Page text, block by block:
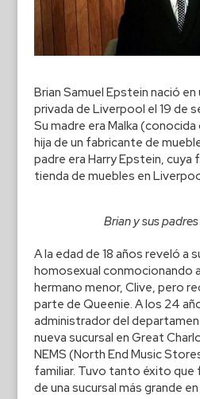
Brian Samuel Epstein nació
privada de Liverpool el 19 de
Su madre era Malka
hija de un fabricante de
padre era Harry Epstein, cuya
tienda de muebles en
Brian y sus padres
A la edad de 18 años reveló a
homosexual conmocionando
hermano menor, Clive, pero
parte de Queenie. A los 24
administrador del
nueva sucursal en Great
NEMS (North End Music
familiar. Tuvo tanto éxito que
de una sucursal más grande